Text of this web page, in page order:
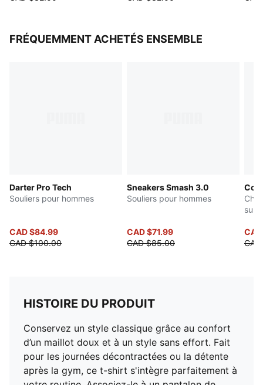
FRÉQUEMMENT ACHETÉS ENSEMBLE
Darter Pro Tech
Souliers pour hommes
CAD $84.99
CAD $100.00
Sneakers Smash 3.0
Souliers pour hommes
CAD $71.99
CAD $85.00
sur
HISTOIRE DU PRODUIT
Conservez un style classique grâce au confort
d’un maillot doux et à un style sans effort. Fait
pour les journées décontractées ou la détente
après la gym, ce t-shirt s'intègre parfaitement à